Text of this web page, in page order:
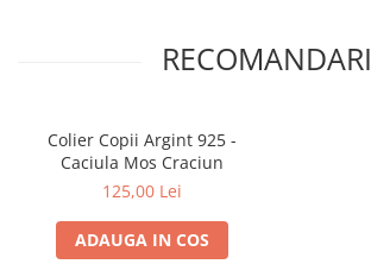
RECOMANDARI
Colier Copii Argint 925 -
Caciula Mos Craciun
125,00 Lei
ADAUGA IN COS